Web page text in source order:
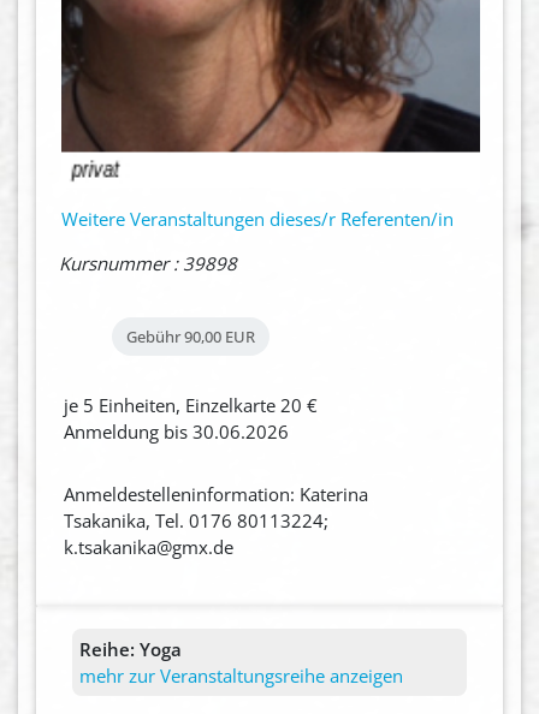
Weitere Veranstaltungen dieses/r Referenten/in
Kursnummer : 39898
Gebühr90,00 EUR
je 5 Einheiten, Einzelkarte 20 €
Anmeldung bis 30.06.2026
Anmeldestelleninformation: Katerina
Tsakanika, Tel. 0176 80113224;
k.tsakanika@gmx.de
Reihe: Yoga
mehr zur Veranstaltungsreihe anzeigen